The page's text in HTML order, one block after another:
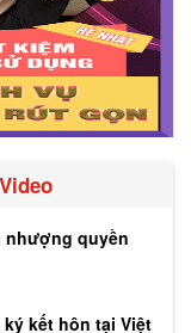
nhượng quyền
kết hôn tại Việt